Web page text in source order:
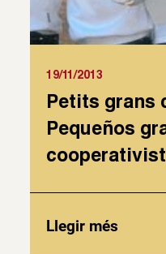
19/11/2013
Petits grans
Pequeños
Llegir més